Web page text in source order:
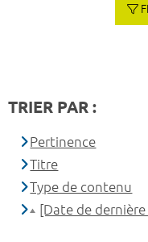
TRIER PAR :
Pertinence
Titre
Type de contenu
[Date de